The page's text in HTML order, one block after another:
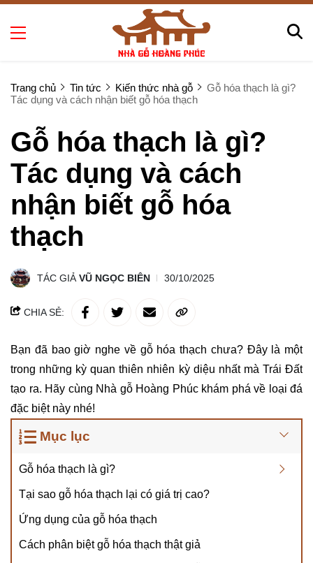
Trang chủ Tin tức Kiến thức nhà gỗ
Gỗ hóa thạch là gì?
Tác dụng và cách nhận biết gỗ hóa thạch
Gỗ hóa thạch là gì?
Tác dụng và cách
nhận biết gỗ hóa
thạch
TÁC GIẢVŨ NGỌC BIÊN 30/10/2025
CHIA SẺ:
Bạn đã bao giờ nghe về gỗ hóa thạch chưa? Đây là một
trong những kỳ quan thiên nhiên kỳ diệu nhất mà Trái Đất
tạo ra. Hãy cùng Nhà gỗ Hoàng Phúc khám phá về loại đá
đặc biệt này nhé!
Mục lục
Gỗ hóa thạch là gì?
Tại sao gỗ hóa thạch lại có giá trị cao?
Ứng dụng của gỗ hóa thạch
Cách phân biệt gỗ hóa thạch thật giả